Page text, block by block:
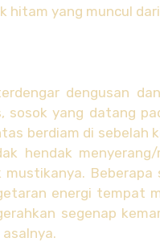
hitam yang muncul
dengusan
sosok yang datang
berdiam di sebelah
hendak
mustikanya.
energi tempat
segenap